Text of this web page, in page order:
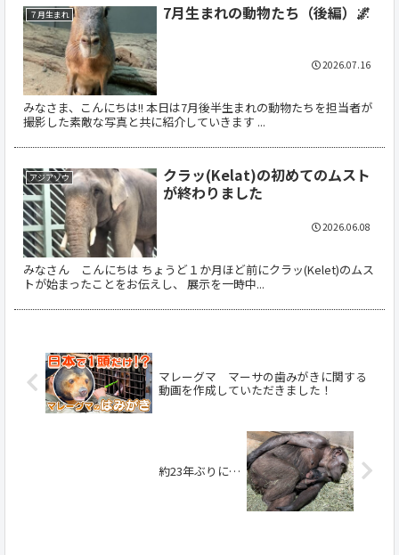
７月生まれ 7月生まれの動物たち（後編）🌌
みなさま、こんにちは!! 本日は7月後半生まれの動物たちを担当者が
撮影した素敵な写真と共に紹介していきます ...
2026.07.16
アジアゾウ
クラッ(Kelat)の初めてのムスト
が終わりました
みなさん こんにちは ちょうど１か月ほど前にクラッ(Kelet)のムス
トが始まったことをお伝えし、 展示を一時中...
2026.06.08
マレーグマ マーサの歯みがきに関する
動画を作成していただきました！
約23年ぶりに…